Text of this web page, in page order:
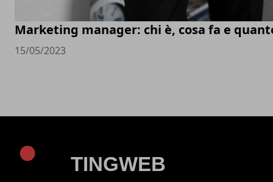
Marketing manager: chi è, cosa fa e
15/05/2023